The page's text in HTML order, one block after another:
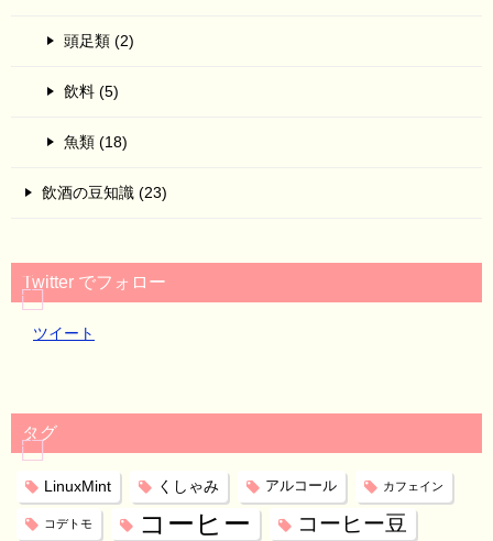
頭足類 (2)
飲料 (5)
魚類 (18)
飲酒の豆知識 (23)
Twitter でフォロー
ツイート
タグ
LinuxMint くしゃみ アルコール カフェイン
コデトモ コーヒー コーヒー豆